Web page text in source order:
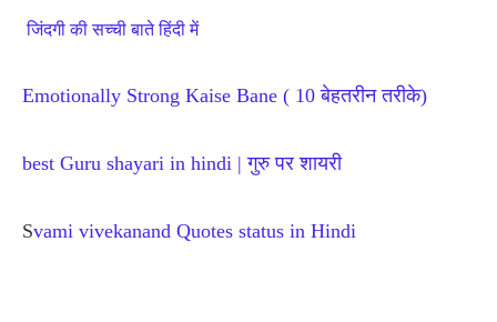
जिंदगी की सच्ची बाते हिंदी में
Emotionally Strong Kaise Bane ( 10 बेहतरीन तरीके)
best Guru shayari in hindi | गुरु पर शायरी
Svami vivekanand Quotes status in Hindi